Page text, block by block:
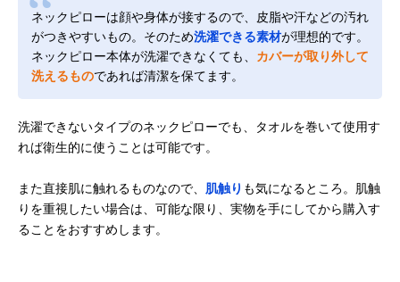
ネックピローは顔や身体が接するので、皮脂や汗などの汚れ
がつきやすいもの。そのため洗濯できる素材が理想的です。
ネックピロー本体が洗濯できなくても、 カバーが取り外して
洗えるものであれば清潔を保てます。
洗濯できないタイプのネックピローでも、タオルを巻いて使用す
れば衛生的に使うことは可能です。
また直接肌に触れるものなので、 肌触り も気になるところ。肌触
りを重視したい場合は、可能な限り、実物を手にしてから購入す
ることをおすすめします。